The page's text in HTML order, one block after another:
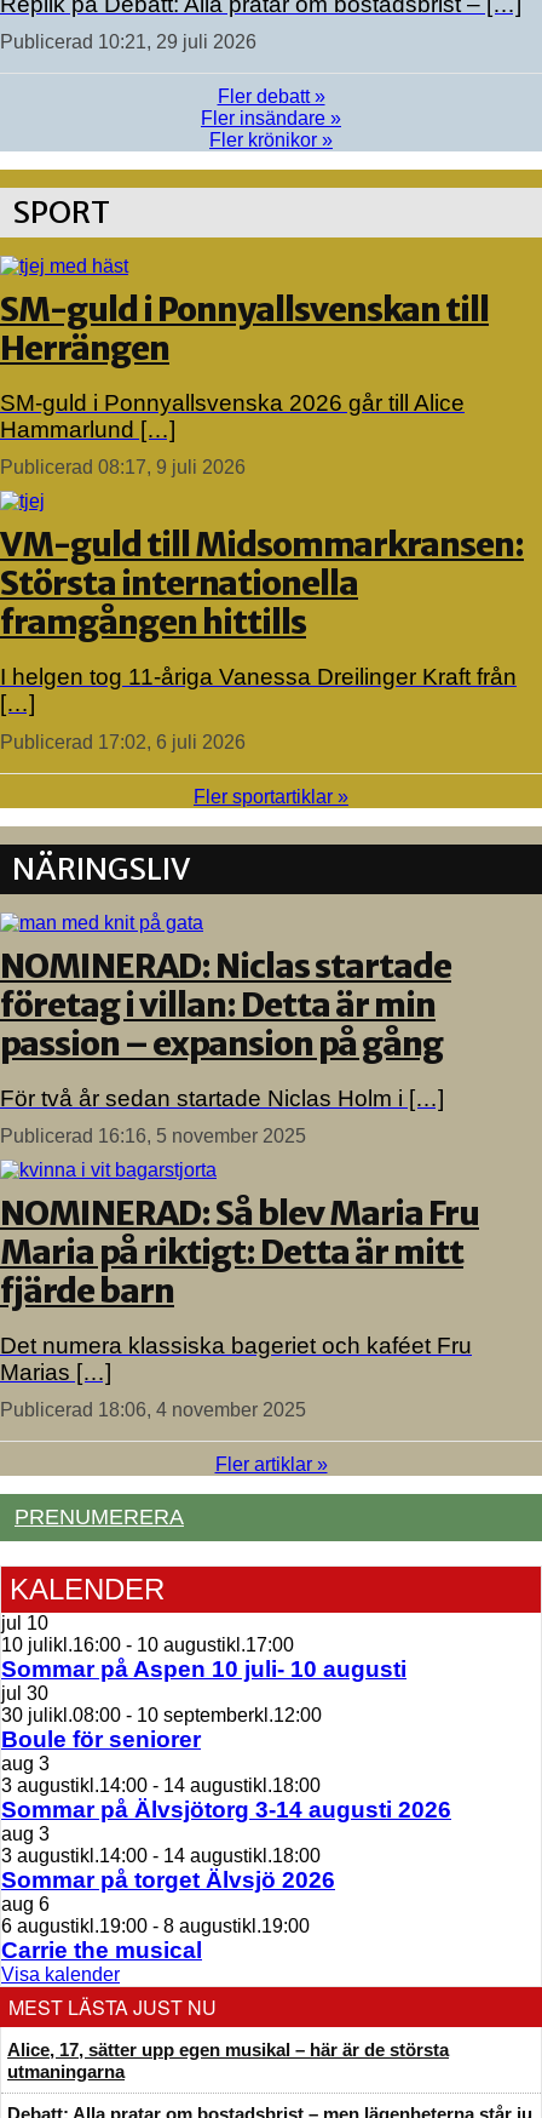
Publicerad 10:21, 29 juli 2026
Fler debatt »
Fler insändare »
Fler krönikor »
SPORT
SM-guld i Ponnyallsvenskan till
Herrängen
SM-guld i Ponnyallsvenska 2026 går till Alice
Hammarlund […]
Publicerad 08:17, 9 juli 2026
VM-guld till Midsommarkransen:
Största internationella
framgången hittills
I helgen tog 11-åriga Vanessa Dreilinger Kraft från
[…]
Publicerad 17:02, 6 juli 2026
Fler sportartiklar »
NÄRINGSLIV
NOMINERAD: Niclas startade
företag i villan: Detta är min
passion – expansion på gång
För två år sedan startade Niclas Holm i […]
Publicerad 16:16, 5 november 2025
NOMINERAD: Så blev Maria Fru
Maria på riktigt: Detta är mitt
fjärde barn
Det numera klassiska bageriet och kaféet Fru
Marias […]
Publicerad 18:06, 4 november 2025
Fler artiklar »
PRENUMERERA
KALENDER
jul 10
10 julikl.16:00 - 10 augustikl.17:00
Sommar på Aspen 10 juli- 10 augusti
jul 30
30 julikl.08:00 - 10 septemberkl.12:00
Boule för seniorer
aug 3
3 augustikl.14:00 - 14 augustikl.18:00
Sommar på Älvsjötorg 3-14 augusti 2026
aug 3
3 augustikl.14:00 - 14 augustikl.18:00
Sommar på torget Älvsjö 2026
aug 6
6 augustikl.19:00 - 8 augustikl.19:00
Carrie the musical
Visa kalender
MEST LÄSTA JUST NU
Alice, 17, sätter upp egen musikal – här är de största
utmaningarna